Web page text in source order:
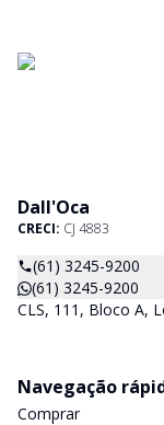
Dall'Oca
CRECI: CJ 4883
(61) 3245-9200
(61) 3245-9200
CLS, 111, Bloco A,
Navegação
Comprar